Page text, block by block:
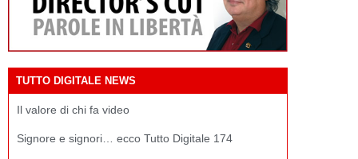
TUTTO DIGITALE NEWS
Il valore di chi fa video
Signore e signori… ecco Tutto Digitale 174